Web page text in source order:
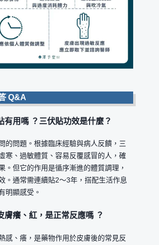
Q&A
有用嗎 ？三伏貼功效是什麼？
的問題。根據臨床經驗與病人反饋，三
寒、過敏體質、容易反覆感冒的人，確
。但它的作用是循序漸進的體質調理，
。通常需連續貼2～3年，搭配生活作息
明顯感受。
膚癢、紅，是正常反應嗎 ？
感、癢，是藥物作用於皮膚後的常見反